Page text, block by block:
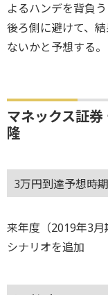
よるハンデを背負
後ろ側に避けて、
ないかと予想する。
マネックス証
隆
3万円到達予想時期
来年度（2019年3
シナリオを追加